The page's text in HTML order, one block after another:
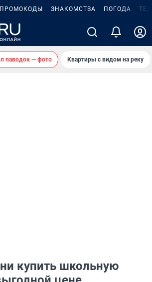
ПРОМОКОДЫ ЗНАКОМСТВА ПОГОДА
паводок — фото Квартиры с видом на реку
купить школьную